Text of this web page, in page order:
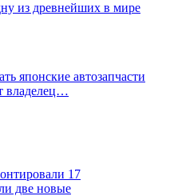
из древнейших в мире
японские автозапчасти
владелец…
17
две новые